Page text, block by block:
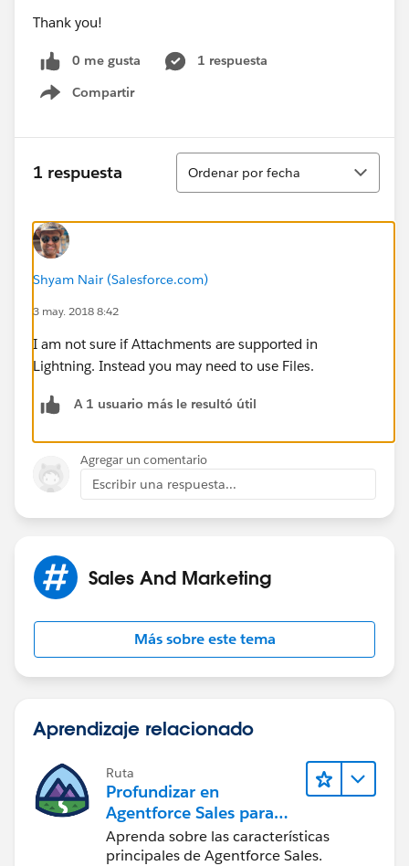
Thank you!
0 me gusta
1 respuesta
Compartir
Show menu
1 respuesta
Ordenar
Ordenar por fecha
Shyam Nair (Salesforce.com)
3 may. 2018 8:42
I am not sure if Attachments are supported in
Lightning. Instead you may need to use Files.
A 1 usuario más le resultó útil
Agregar un comentario
Escribir una respuesta...
Sales And Marketing
Más sobre este tema
Aprendizaje relacionado
Ruta
Profundizar en
Agentforce Sales para
administradores
Aprenda sobre las características
principales de Agentforce Sales.